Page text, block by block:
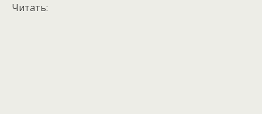
Читать: